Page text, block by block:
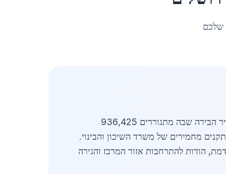
שלכם
מעודכן לאפריל 2026. סורגים לבניינים בירושלים מהווים חלק חיוני משוק הפלדה והברזל בישראל, במיוחד בעיר הבירה שבה מתגוררים 936,425
מחמירים של משרד השיכון והבינוי.
מיליון שקלים, עם צמיחה של 12% בהשוואה לשנה הקודמת, הודות להתרחבות אזור המרכז והגירה